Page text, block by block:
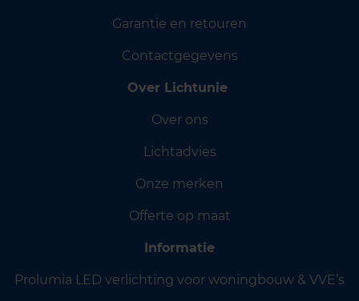
Garantie en retouren
Contactgegevens
Over Lichtunie
Over ons
Lichtadvies
Onze merken
Offerte op maat
Informatie
Prolumia LED verlichting voor woningbouw & VVE’s